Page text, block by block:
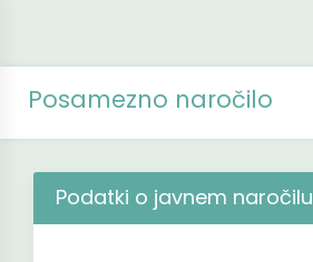
Posamezno naročilo
Podatki o javnem naročilu